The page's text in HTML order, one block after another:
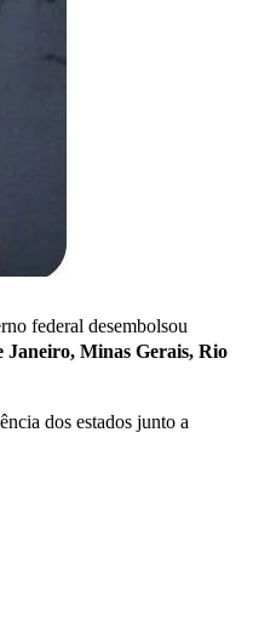
federal desembolsou
Janeiro, Minas Gerais, Rio
dos estados junto a